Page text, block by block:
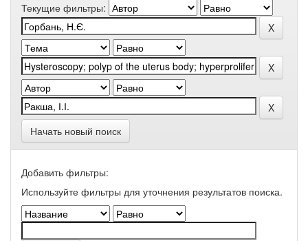
Текущие фильтры:
Начать новый поиск
Добавить фильтры:
Используйте фильтры для уточнения результатов поиска.